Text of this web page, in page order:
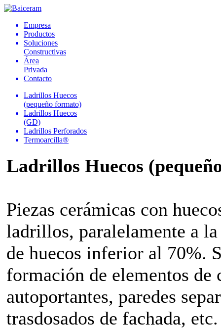
Empresa
Productos
Soluciones
Constructivas
Área
Privada
Contacto
Ladrillos Huecos
(pequeño formato)
Ladrillos Huecos
(GD)
Ladrillos Perforados
Termoarcilla®
Ladrillos Huecos
Piezas cerámicas con
ladrillos, paralelamente a
de huecos inferior al 70%.
formación de elementos de
autoportantes, paredes
trasdosados de fachada, etc.